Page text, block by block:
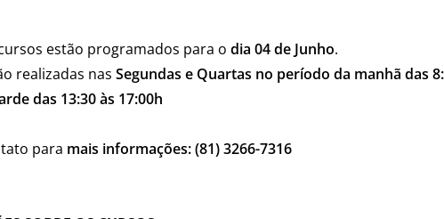
estão programados para o dia 04 de Junho.
realizadas nas Segundas e Quartas no período da manhã das
das 13:30 às 17:00h
para mais informações: (81) 3266-7316